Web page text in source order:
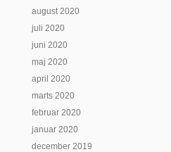
august 2020
juli 2020
juni 2020
maj 2020
april 2020
marts 2020
februar 2020
januar 2020
december 2019